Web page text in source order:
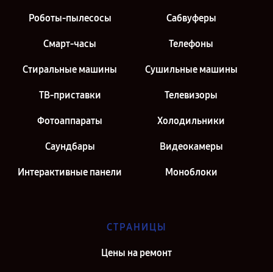
Роботы-пылесосы Сабвуферы
Смарт-часы Телефоны
Стиральные машины Сушильные машины
ТВ-приставки Телевизоры
Фотоаппараты Холодильники
Саундбары Видеокамеры
Интерактивные панели Моноблоки
СТРАНИЦЫ
Цены на ремонт